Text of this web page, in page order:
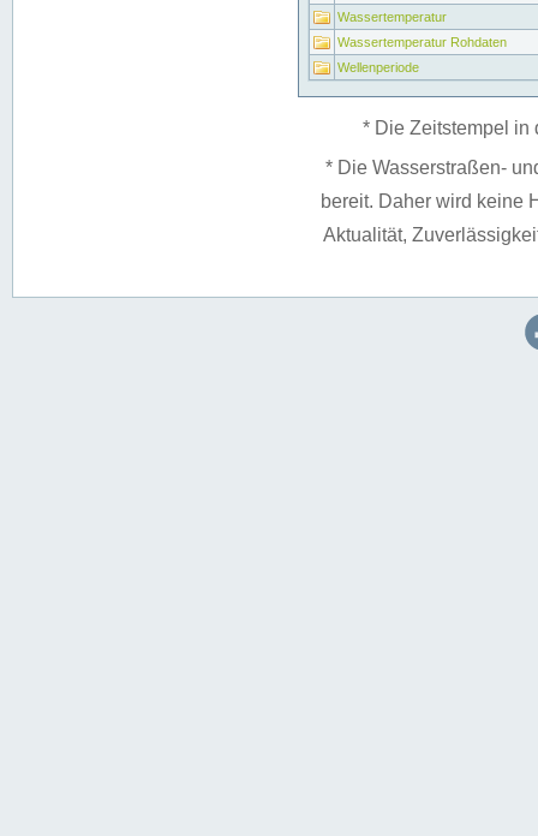
Wassertemperatur
Wassertemperatur Rohdaten
Wellenperiode
* Die Zeitstempel in
* Die Wasserstraßen-
bereit. Daher wird keine
Aktualität,